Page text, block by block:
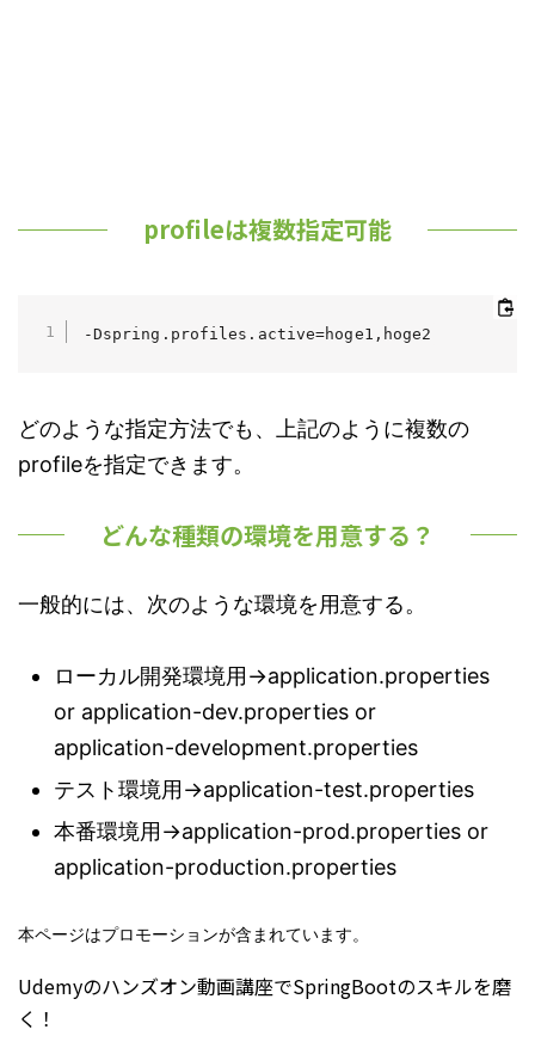
profileは複数指定可能
-Dspring.profiles.active=hoge1,hoge2
どのような指定方法でも、上記のように複数の
profileを指定できます。
どんな種類の環境を用意する？
一般的には、次のような環境を用意する。
ローカル開発環境用→application.properties
or application-dev.properties or
application-development.properties
テスト環境用→application-test.properties
本番環境用→application-prod.properties or
application-production.properties
本ページはプロモーションが含まれています。
Udemyのハンズオン動画講座でSpringBootのスキルを磨
く！